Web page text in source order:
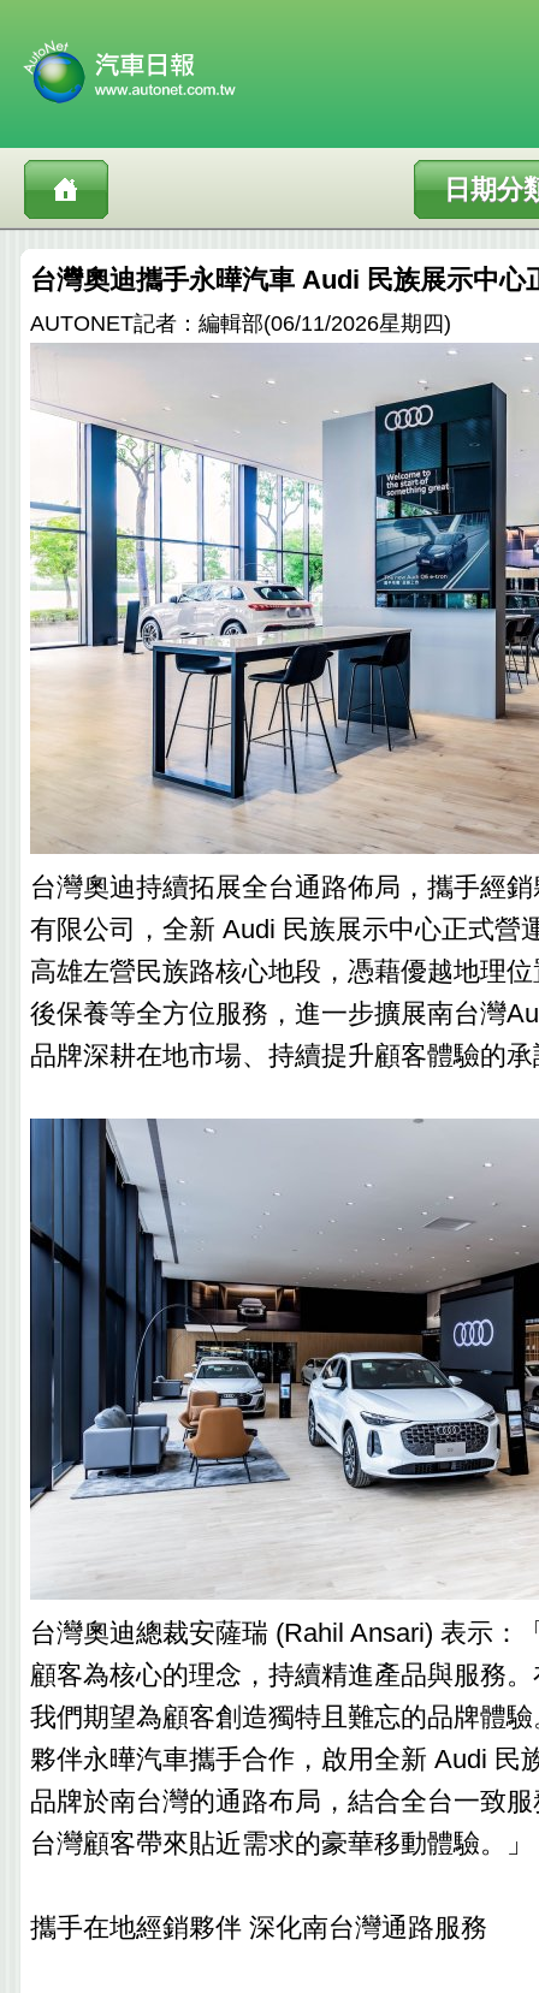
日期分
台灣奧迪攜手永曄汽車 Audi 民族展示中心
AUTONET記者：編輯部(06/11/2026星期四)
台灣奧迪持續拓展全台通路佈局，攜手經
有限公司，全新 Audi 民族展示中心正式營
高雄左營民族路核心地段，憑藉優越地理
後保養等全方位服務，進一步擴展南台灣
品牌深耕在地市場、持續提升顧客體驗的
台灣奧迪總裁安薩瑞 (Rahil Ansari) 表示：
顧客為核心的理念，持續精進產品與服務
我們期望為顧客創造獨特且難忘的品牌體
夥伴永曄汽車攜手合作，啟用全新 Audi 民
品牌於南台灣的通路布局，結合全台一致
台灣顧客帶來貼近需求的豪華移動體驗。」
攜手在地經銷夥伴 深化南台灣通路服務